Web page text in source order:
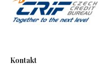
Kontakt